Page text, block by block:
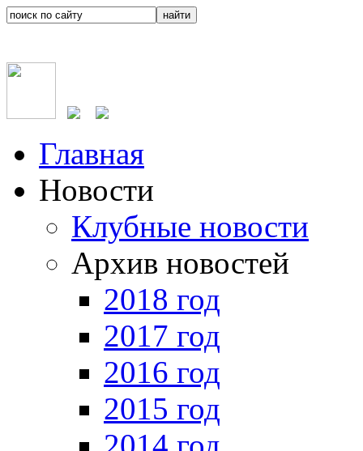
Главная
Новости
Клубные новости
Архив новостей
2018 год
2017 год
2016 год
2015 год